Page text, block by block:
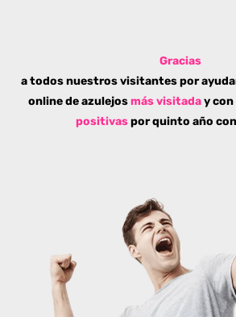
Gracias
a todos nuestros visitantes por
online de azulejos más visitaday con
positivaspor quinto año